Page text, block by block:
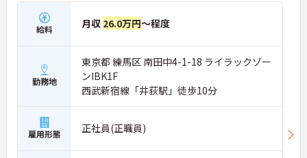
給料 月収 26.0万円～程度
勤務地
東京都 練馬区 南田中4-1-18 ライラックゾー
ンIBK1F
西武新宿線「井荻駅」徒歩10分
雇用形態 正社員(正職員)